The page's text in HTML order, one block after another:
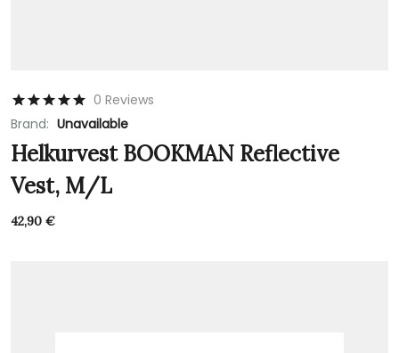
0 Reviews
Brand: Unavailable
Helkurvest BOOKMAN Reflective
Vest, M/L
42,90 €